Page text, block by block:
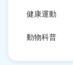
健康運動
動物科普